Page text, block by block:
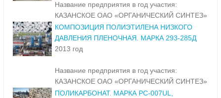
Название предприятия в год участия:
КАЗАНСКОЕ ОАО «ОРГАНИЧЕСКИЙ СИНТЕЗ»
КОМПОЗИЦИЯ ПОЛИЭТИЛЕНА НИЗКОГО
ДАВЛЕНИЯ ПЛЕНОЧНАЯ. МАРКА 293-285Д
2013 год
Название предприятия в год участия:
КАЗАНСКОЕ ОАО «ОРГАНИЧЕСКИЙ СИНТЕЗ»
ПОЛИКАРБОНАТ. МАРКА PC-007UL,